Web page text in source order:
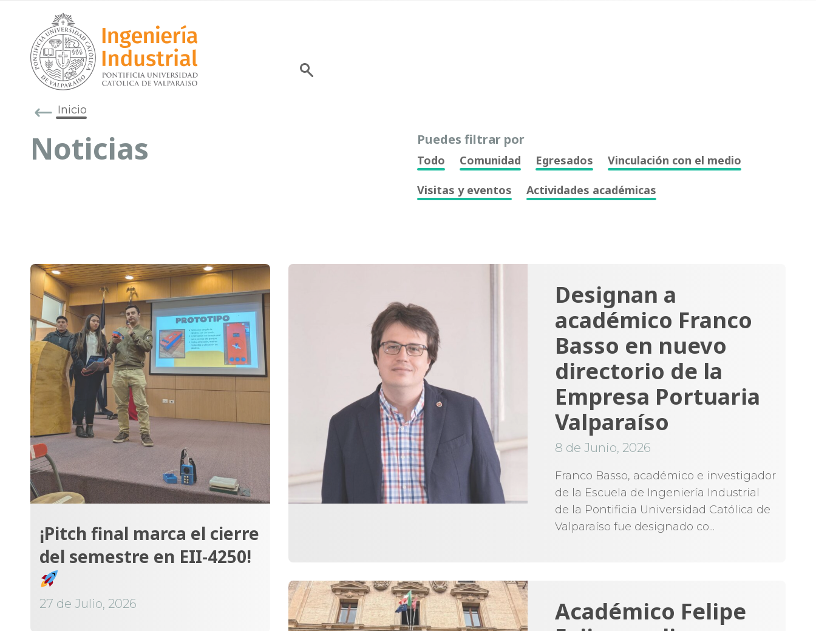
Inicio
Noticias Puedes filtrar por
Todo Comunidad Egresados Vinculación con el medio
Visitas y eventos Actividades académicas
¡Pitch final marca el cierre
del semestre en EII-4250!
27 de Julio, 2026
Designan a
académico Franco
Basso en nuevo
directorio de la
Empresa Portuaria
Valparaíso
8 de Junio, 2026
Franco Basso, académico e investigador
de la Escuela de Ingeniería Industrial
de la Pontificia Universidad Católica de
Valparaíso fue designado co...
Académico Felipe